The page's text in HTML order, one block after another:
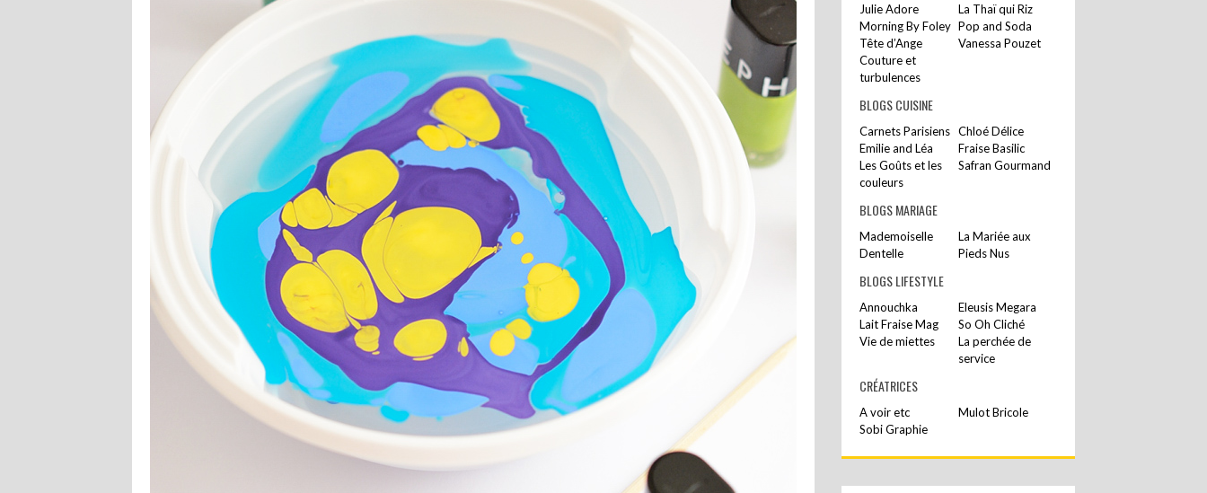
Julie Adore
La Thaï qui Riz
Morning By Foley Pop and Soda
Tête d’Ange
Vanessa Pouzet
Couture et
turbulences
BLOGS CUISINE
Carnets Parisiens Chloé Délice
Emilie and Léa
Fraise Basilic
Les Goûts et les
couleurs
Safran Gourmand
BLOGS MARIAGE
Mademoiselle
Dentelle
La Mariée aux
Pieds Nus
BLOGS LIFESTYLE
Annouchka
Eleusis Megara
Lait Fraise Mag
So Oh Cliché
Vie de miettes
La perchée de
service
CRÉATRICES
A voir etc
Mulot Bricole
Sobi Graphie